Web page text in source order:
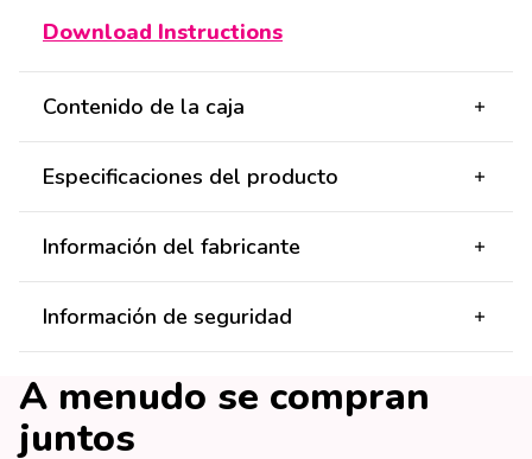
Download Instructions
Contenido de la caja
Especificaciones del producto
Información del fabricante
Información de seguridad
A menudo se compran
juntos